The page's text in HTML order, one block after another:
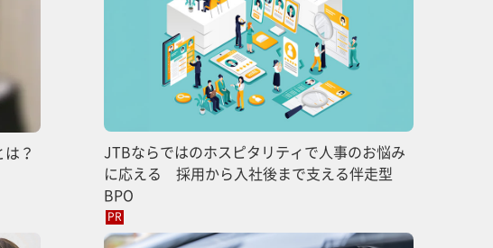
？
JTBならではのホスピタリティで人事のお悩み
に応える 採用から入社後まで支える伴走型
BPO
PR